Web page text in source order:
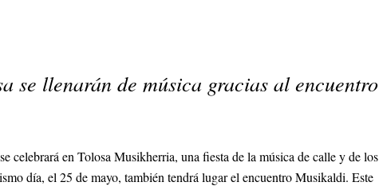
se llenarán de música gracias al encuentro
celebrará en Tolosa Musikherria, una fiesta de la música de calle y de los
día, el 25 de mayo, también tendrá lugar el encuentro Musikaldi. Este